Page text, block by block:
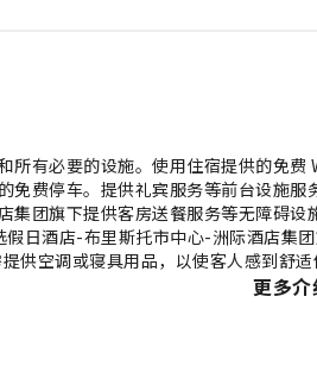
所有必要的设施。使用住宿提供的免费
费停车。提供礼宾服务等前台设施服
团旗下提供客房送餐服务等无障碍设
日酒店-布里斯托市中心-洲际酒店集
供空调或寝具用品，以使客人感到舒适
人提供愉快的入住体验。 请放心，在
更多介